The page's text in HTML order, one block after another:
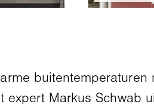
expert Markus Schwab